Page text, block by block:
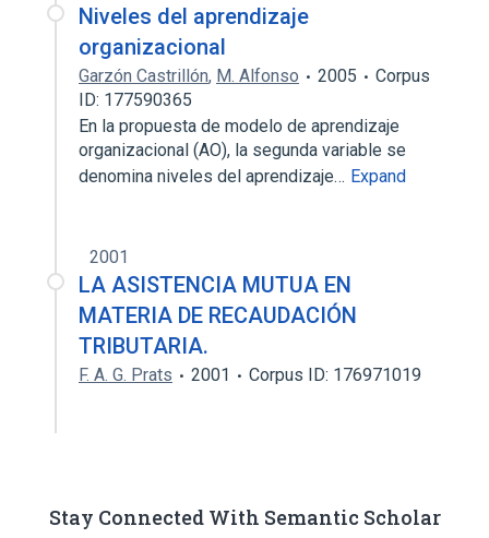
Niveles del aprendizaje
organizacional
Garzón Castrillón, M. Alfonso 2005
Corpus
ID: 177590365
En la propuesta de modelo de aprendizaje
organizacional (AO), la segunda variable se
denomina niveles del aprendizaje… Expand
2001
LA ASISTENCIA MUTUA EN
MATERIA DE RECAUDACIÓN
TRIBUTARIA.
F. A. G. Prats 2001 Corpus ID: 176971019
Stay Connected With Semantic Scholar